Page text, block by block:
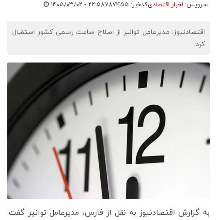
سرویس: اخبار اقتصادیکدخبر: ۷۸۷۴۵۵ ۱۴۰۵/۰۳/۰۲ - ۲۲:۵۸
اقتصادنیوز: مدیرعامل توانیر از اصلاح ساعت رسمی کشور استقبال
کرد.
به گزارش اقتصادنیوز به نقل از فارس، مدیرعامل توانیر گفت: